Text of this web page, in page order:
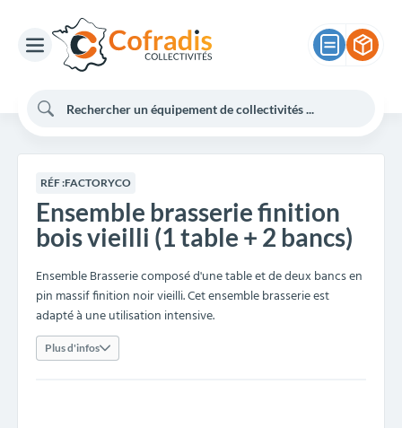
RÉF :FACTORYCO
Ensemble brasserie finition
bois vieilli (1 table + 2 bancs)
Ensemble Brasserie composé d'une table et de deux bancs en
pin massif finition noir vieilli. Cet ensemble brasserie est
adapté à une utilisation intensive.
Plus d'infos